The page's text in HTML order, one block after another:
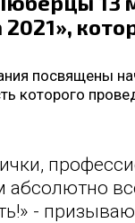
2021»,
посвящены
которого
-